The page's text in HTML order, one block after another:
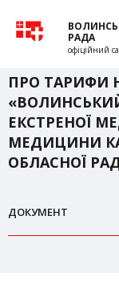
РАДА
офіційний
ПРО ТАРИФИ
ЕКСТРЕНОЇ
МЕДИЦИНИ
ОБЛАСНОЇ
ДОКУМЕНТ